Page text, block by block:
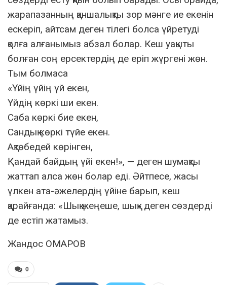
жарапазанның қаншалықты зор мәнге ие екенін
ескеріп, айтсам деген тілегі болса үйретуді
қолға алғанымыз абзал болар. Кеш уақыты
болған соң ерсектердің де еріп жүргені жөн.
Тым болмаса
«Үйің үйің үй екен,
Үйдің көркі ши екен.
Саба көркі бие екен,
Сандық көркі түйе екен.
Ақтөбедей көрінген,
Қандай байдың үйі екен!», — деген шумақты
жаттап алса жөн болар еді. Әйтпесе, жасы
үлкен ата-әжелердің үйіне барып, кеш
қарайғанда: «Шық жеңеше, шық» деген сөздерді
де естіп жатамыз.
Жандос ОМАРОВ
0